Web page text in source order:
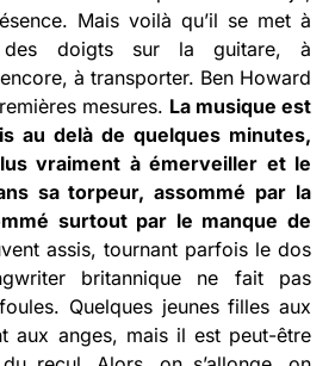
Mais voilà qu’il se met à
doigts sur la guitare, à
à transporter. Ben Howard
mesures. La musique est
au delà de quelques minutes,
vraiment à émerveiller et le
sa torpeur, assommé par la
surtout par le manque de
assis, tournant parfois le dos
britannique ne fait pas
Quelques jeunes filles aux
aux anges, mais il est peut-être